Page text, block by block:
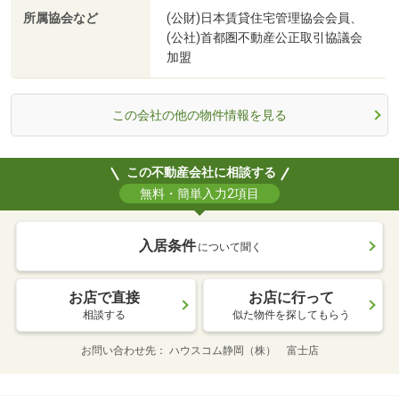
所属協会など
(公財)日本賃貸住宅管理協会会員、
(公社)首都圏不動産公正取引協議会
加盟
この会社の他の物件情報を見る
この不動産会社に相談する
無料・簡単入力2項目
入居条件 について聞く
お店で直接
相談する
お店に行って
似た物件を探してもらう
お問い合わせ先 ハウスコム静岡（株） 富士店